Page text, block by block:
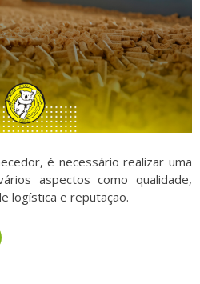
é necessário realizar uma
aspectos como qualidade,
logística e reputação.